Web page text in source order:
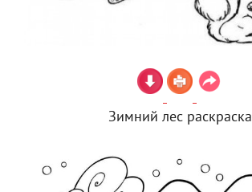
Зимний лес раскраска